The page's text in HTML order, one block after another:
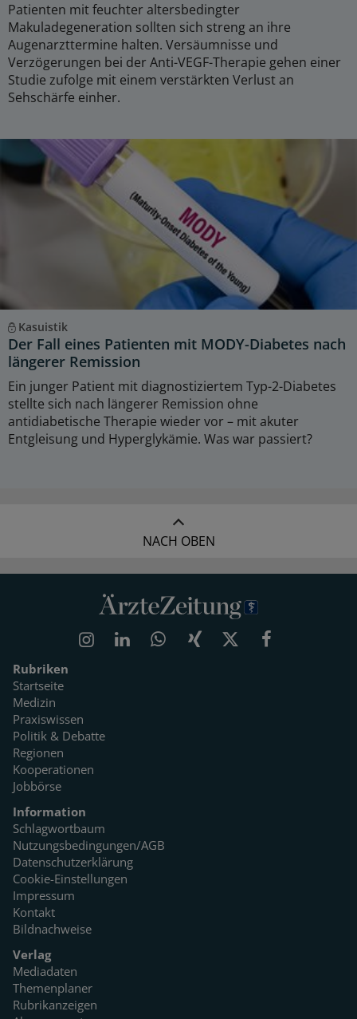
Patienten mit feuchter altersbedingter
Makuladegeneration sollten sich streng an ihre
Augenarzttermine halten. Versäumnisse und
Verzögerungen bei der Anti-VEGF-Therapie gehen einer
Studie zufolge mit einem verstärkten Verlust an
Sehschärfe einher.
Kasuistik
Der Fall eines Patienten mit MODY-Diabetes nach
längerer Remission
Ein junger Patient mit diagnostiziertem Typ-2-Diabetes
stellte sich nach längerer Remission ohne
antidiabetische Therapie wieder vor – mit akuter
Entgleisung und Hyperglykämie. Was war passiert?
NACH OBEN
Rubriken
Startseite
Medizin
Praxiswissen
Politik & Debatte
Regionen
Kooperationen
Jobbörse
Information
Schlagwortbaum
Nutzungsbedingungen/AGB
Datenschutzerklärung
Cookie-Einstellungen
Impressum
Kontakt
Bildnachweise
Verlag
Mediadaten
Themenplaner
Rubrikanzeigen